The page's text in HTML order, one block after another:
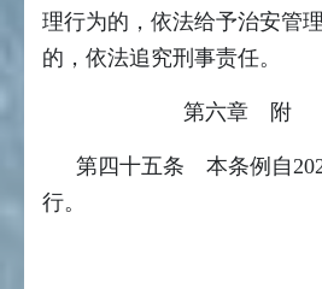
理行为的，依法给予治安管
的，依法追究刑事责任。
第六章 附
第四十五条 本条例自
行。